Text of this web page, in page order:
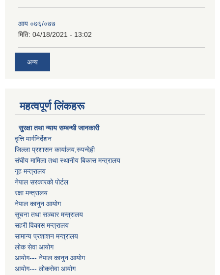
आय ०७६/०७७
मिति: 04/18/2021 - 13:02
अन्य
महत्वपूर्ण लिंकहरू
सुरक्षा तथा न्याय सम्बन्धी जानकारी
वृत्ति मार्गनिर्देशन
जिल्ला प्रशासन कार्यालय,रुपन्देही
संघीय मामिला तथा स्थानीय बिकास मन्त्रालय
गृह मन्त्रालय
नेपाल सरकारको पोर्टल
रक्षा मन्त्रालय
नेपाल कानुन आयोग
सूचना तथा सञ्चार मन्त्रालय
सहरी विकास मन्त्रालय
सामान्य प्रशाशन मन्त्रालय
लोक सेवा आयोग
आयोग--- नेपाल कानुन आयोग
आयोग--- लोकसेवा आयोग